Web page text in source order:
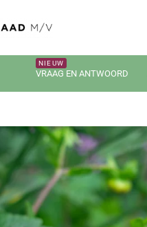
VRAAG EN ANTWOORD